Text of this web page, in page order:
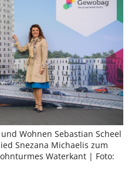
Wohnen Sebastian Scheel
Snezana Michaelis zum
Waterkant | Foto: